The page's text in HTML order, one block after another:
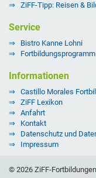
ZiFF-Tipp: Reisen &
Service
Bistro Kanne Lohni
Informationen
Castillo Morales
ZiFF Lexikon
Anfahrt
Kontakt
Datenschutz und
Impressum
© 2026 ZiFF-Fortbildungen